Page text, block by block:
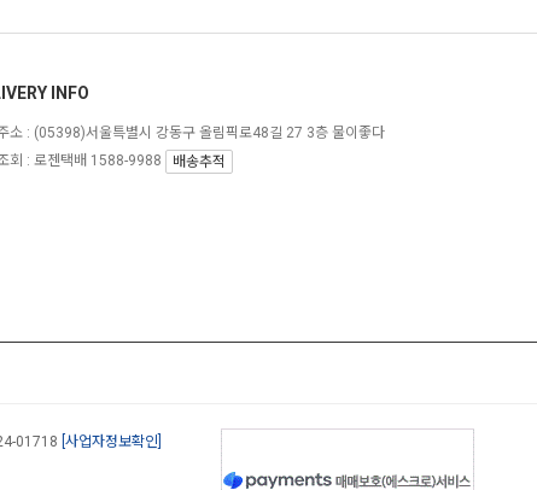
INFO
소 : (05398)서울특별시 강동구 올림픽로48길 27 3층 물이좋다
회 : 로젠택배 1588-9988
배송추적
01718 [사업자정보확인]